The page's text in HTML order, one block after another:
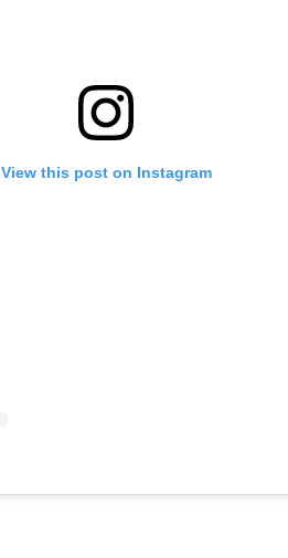
View this post on Instagram